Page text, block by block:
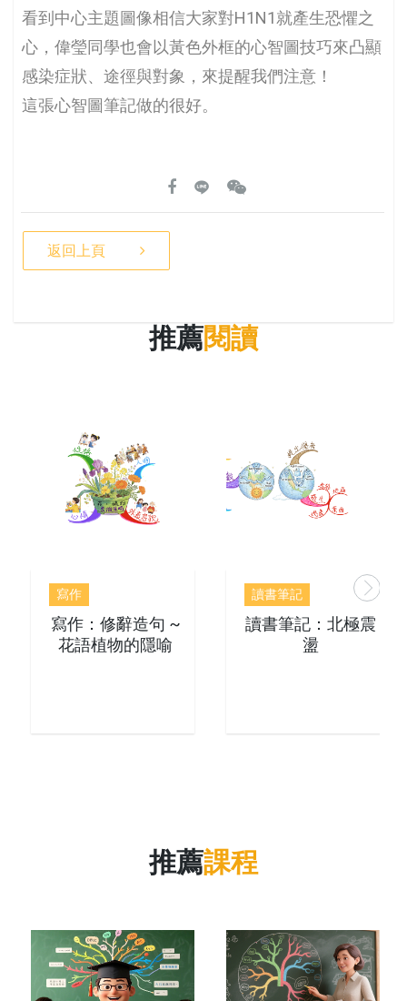
看到中心主題圖像相信大家對H1N1就產生恐懼之
心，偉瑩同學也會以黃色外框的心智圖技巧來凸顯
感染症狀、途徑與對象，來提醒我們注意！
這張心智圖筆記做的很好。
返回上頁
推薦閱讀
寫作
寫作：修辭造句 ~
花語植物的隱喻
讀書筆記
讀書筆記：北極震
盪
推薦課程